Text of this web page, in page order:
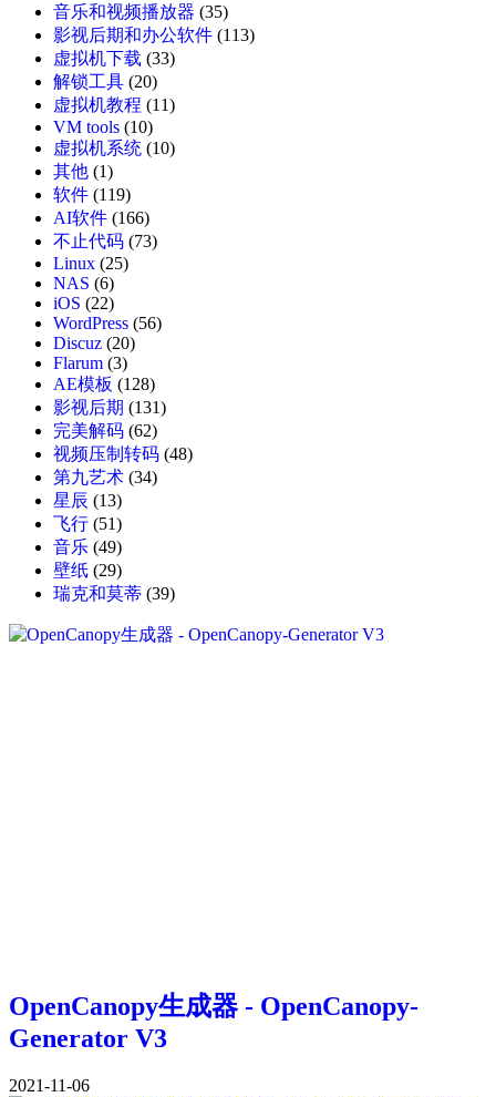
音乐和视频播放器 (35)
影视后期和办公软件 (113)
虚拟机下载 (33)
解锁工具 (20)
虚拟机教程 (11)
VM tools (10)
虚拟机系统 (10)
其他 (1)
软件 (119)
AI软件 (166)
不止代码 (73)
Linux (25)
NAS (6)
iOS (22)
WordPress (56)
Discuz (20)
Flarum (3)
AE模板 (128)
影视后期 (131)
完美解码 (62)
视频压制转码 (48)
第九艺术 (34)
星辰 (13)
飞行 (51)
音乐 (49)
壁纸 (29)
瑞克和莫蒂 (39)
OpenCanopy生成器 - OpenCanopy-
Generator V3
2021-11-06